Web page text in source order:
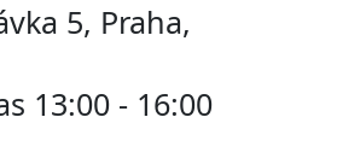
5, Praha,
13:00 - 16:00